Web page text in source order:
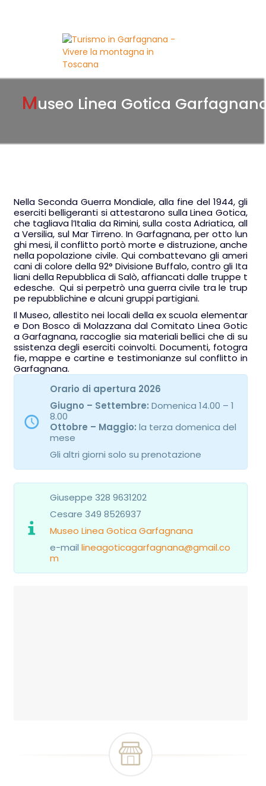
Museo Linea Gotica
Nella Seconda Guerra Mondiale, alla fine del 1944, gli
eserciti belligeranti si attestarono sulla Linea Gotica,
che tagliava l’Italia da Rimini, sulla costa Adriatica, all
a Versilia, sul Mar Tirreno. In Garfagnana, per otto lun
ghi mesi, il conflitto portò morte e distruzione, anche
nella popolazione civile. Qui combattevano gli ameri
cani di colore della 92° Divisione Buffalo, contro gli Ita
liani della Repubblica di Salò, affiancati dalle truppe t
edesche. Qui si perpetrò una guerra civile tra le trup
pe repubblichine e alcuni gruppi partigiani.
Il Museo, allestito nei locali della ex scuola elementar
e Don Bosco di Molazzana dal Comitato Linea Gotic
a Garfagnana, raccoglie sia materiali bellici che di su
ssistenza degli eserciti coinvolti. Documenti, fotogra
fie, mappe e cartine e testimonianze sul conflitto in
Garfagnana.
Orario di apertura 2026
Giugno – Settembre: Domenica 14.00 – 1
8.00
Ottobre – Maggio: la terza domenica del
mese
Gli altri giorni solo su prenotazione
Giuseppe 328 9631202
Cesare 349 8526937
Museo Linea Gotica Garfagnana
e-mail lineagoticagarfagnana@gmail.co
m